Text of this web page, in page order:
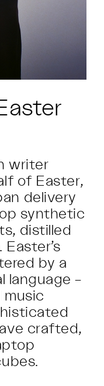
writer
of Easter,
delivery
synthetic
distilled
by a
language –
crafted,